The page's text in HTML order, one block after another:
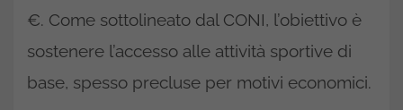
€. Come sottolineato dal CONI, l’obiettivo è
sostenere l’accesso alle attività sportive di
base, spesso precluse per motivi economici.